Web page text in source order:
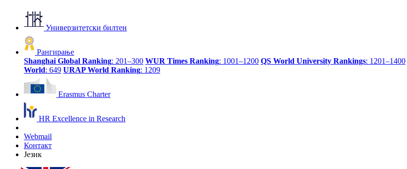
Универзитетски билтен
Рангирање
Shanghai Global Ranking: 201–300 WUR Times Ranking: 1001–1200 QS World University Rankings: 1201–1400
World: 649 URAP World Ranking: 1209
Erasmus Charter
HR Excellence in Research
Webmail
Контакт
Језик